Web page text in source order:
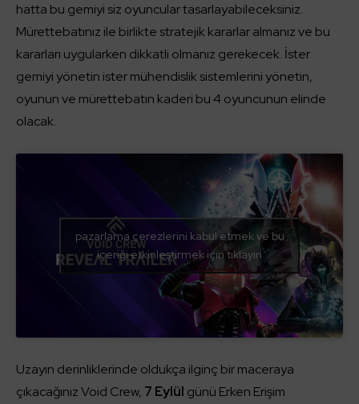
hatta bu gemiyi siz oyuncular tasarlayabileceksiniz.
Mürettebatınız ile birlikte stratejik kararlar almanız ve bu
kararları uygularken dikkatli olmanız gerekecek. İster
gemiyi yönetin ister mühendislik sistemlerini yönetin,
oyunun ve mürettebatın kaderi bu 4 oyuncunun elinde
olacak.
pazarlama çerezlerini kabul etmek ve bu
içeriği etkinleştirmek için tıklayın
Uzayın derinliklerinde oldukça ilginç bir maceraya
çıkacağınız Void Crew, 7 Eylül günü Erken Erişim